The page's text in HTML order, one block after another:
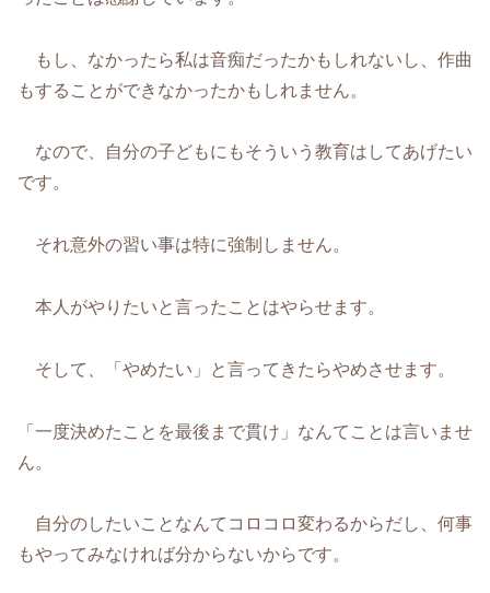
もし、なかったら私は音痴だったかもしれないし、作曲
もすることができなかったかもしれません。
なので、自分の子どもにもそういう教育はしてあげたい
です。
それ意外の習い事は特に強制しません。
本人がやりたいと言ったことはやらせます。
そして、「やめたい」と言ってきたらやめさせます。
「一度決めたことを最後まで貫け」なんてことは言いませ
ん。
自分のしたいことなんてコロコロ変わるからだし、何事
もやってみなければ分からないからです。